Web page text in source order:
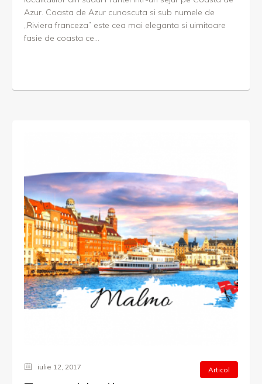
Azur. Coasta de Azur cunoscuta si sub numele de
„Riviera franceza” este cea mai eleganta si uimitoare
fasie de coasta ce...
Articol
iulie 12, 2017